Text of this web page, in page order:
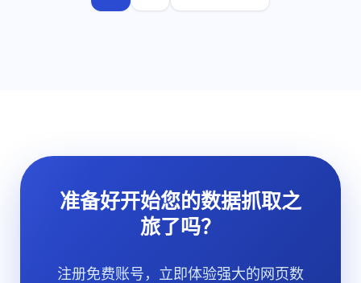
准备好开始您的数据抓取之
旅了吗？
注册免费账号，立即体验强大的网页数